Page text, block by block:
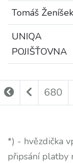
Tomáš Ženíšek
UNIQA
POJIŠŤOVNA
680
*) - hvězdička
připsání platby